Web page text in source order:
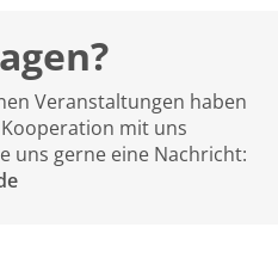
Veranstaltungen haben
mit uns
uns gerne eine Nachricht: